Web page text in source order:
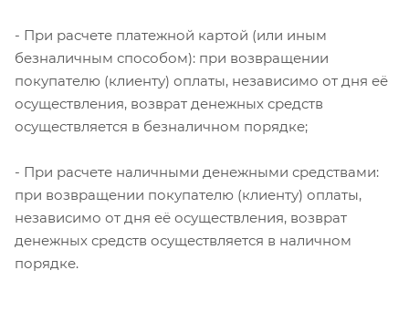
- При расчете платежной картой (или иным
безналичным способом): при возвращении
покупателю (клиенту) оплаты, независимо от дня её
осуществления, возврат денежных средств
осуществляется в безналичном порядке;
- При расчете наличными денежными средствами:
при возвращении покупателю (клиенту) оплаты,
независимо от дня её осуществления, возврат
денежных средств осуществляется в наличном
порядке.